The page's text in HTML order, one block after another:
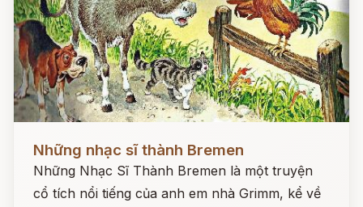
Những nhạc sĩ thành Bremen
Những Nhạc Sĩ Thành Bremen là một truyện
cổ tích nổi tiếng của anh em nhà Grimm, kể về